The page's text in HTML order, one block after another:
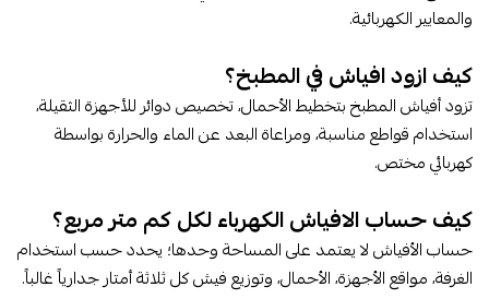
والمعايير الكهربائية.
كيف ازود افياش في المطبخ​؟
تزود أفياش المطبخ بتخطيط الأحمال، تخصيص دوائر للأجهزة الثقيلة،
استخدام قواطع مناسبة، ومراعاة البعد عن الماء والحرارة بواسطة
كهربائي مختص.
كيف حساب الافياش الكهرباء لكل كم متر مربع​؟
حساب الأفياش لا يعتمد على المساحة وحدها؛ يحدد حسب استخدام
الغرفة، مواقع الأجهزة، الأحمال، وتوزيع فيش كل ثلاثة أمتار جدارياً غالباً.